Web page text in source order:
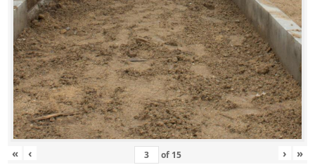
« ‹ of 15 › »